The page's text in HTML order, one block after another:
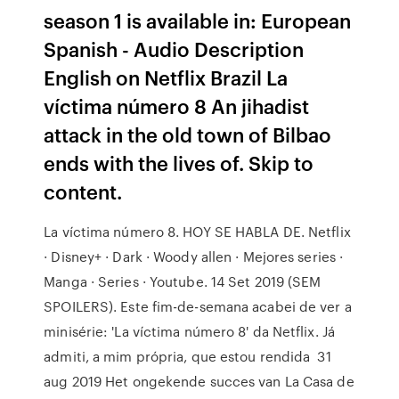
season 1 is available in: European
Spanish - Audio Description
English on Netflix Brazil La
víctima número 8 An jihadist
attack in the old town of Bilbao
ends with the lives of. Skip to
content.
La víctima número 8. HOY SE HABLA DE. Netflix
· Disney+ · Dark · Woody allen · Mejores series ·
Manga · Series · Youtube. 14 Set 2019 (SEM
SPOILERS). Este fim-de-semana acabei de ver a
minisérie: 'La víctima número 8' da Netflix. Já
admiti, a mim própria, que estou rendida 31
aug 2019 Het ongekende succes van La Casa de